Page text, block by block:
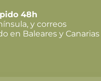
48h
y correos
en Baleares y Canarias